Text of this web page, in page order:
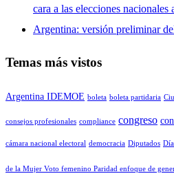
cara a las elecciones nacionales
Argentina: versión preliminar
Temas más vistos
Argentina IDEMOE boleta boleta partidaria
consejos profesionales compliance congreso
cámara nacional electoral democracia Diputados
de la Mujer Voto femenino Paridad enfoque de